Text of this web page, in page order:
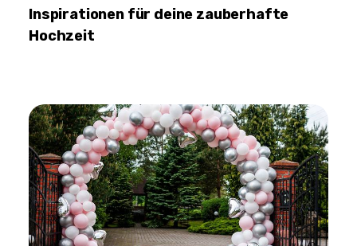
Inspirationen für deine zauberhafte
Hochzeit